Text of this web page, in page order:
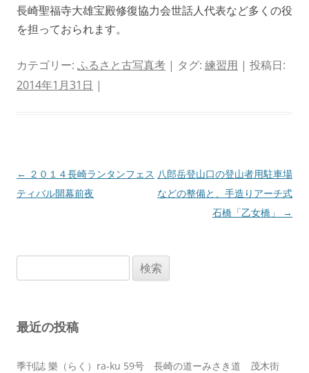
長崎聖福寺大雄宝殿修復協力会世話人代表など多くの役
を担っておられます。
カテゴリー: ふるさと古写真考 | タグ: 練習用 | 投稿日:
2014年1月31日 |
投
稿
ン
← ２０１４長崎ランタンフェス
ティバル開幕前夜
八郎岳登山口の登山者用駐車場
などの整備と、手造りアーチ式
石橋「乙女橋」
→
索:
最近の投稿
季刊誌 樂（らく）ra-ku 59号 長崎の道ーみさき道 茂木街